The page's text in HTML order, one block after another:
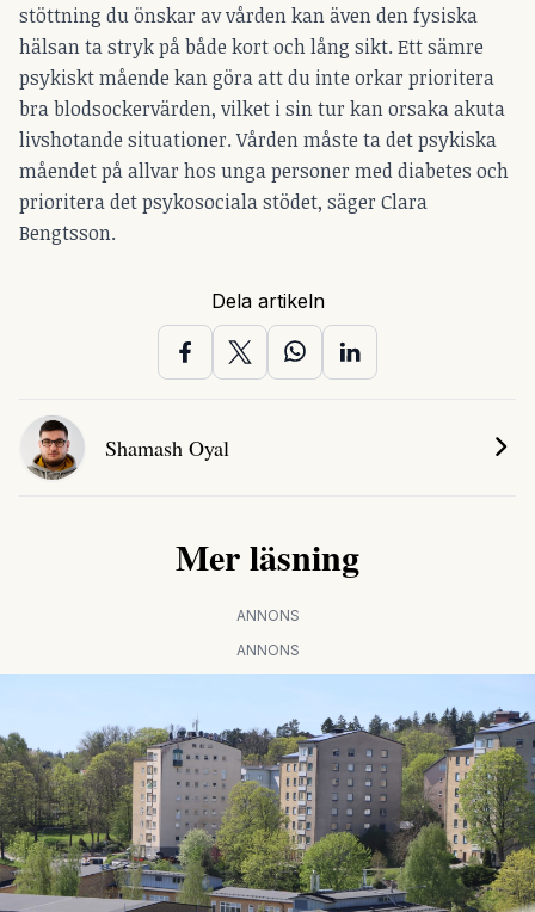
stöttning du önskar av vården kan även den fysiska
hälsan ta stryk på både kort och lång sikt. Ett sämre
psykiskt mående kan göra att du inte orkar prioritera
bra blodsockervärden, vilket i sin tur kan orsaka akuta
livshotande situationer. Vården måste ta det psykiska
måendet på allvar hos unga personer med diabetes och
prioritera det psykosociala stödet, säger Clara
Bengtsson.
Dela artikeln
Shamash Oyal
Mer läsning
ANNONS
ANNONS